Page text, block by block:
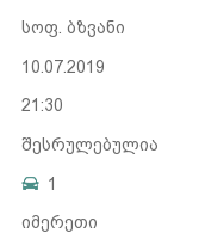
სოფ. ბზვანი
10.07.2019
21:30
შესრულებულია
1
იმერეთი